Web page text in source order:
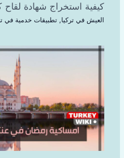
كيفية استخراج شهادة لقاح
العيش في تركيا,تطبيقات خدمية في